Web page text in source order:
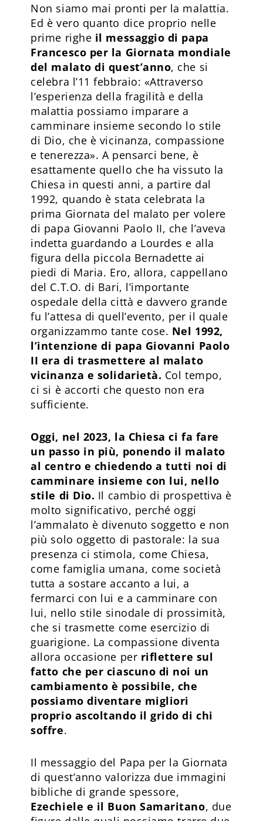
Non siamo mai pronti per la malattia.
Ed è vero quanto dice proprio nelle
prime righe il messaggio di papa
Francesco per la Giornata mondiale
del malato di quest’anno, che si
celebra l’11 febbraio: «Attraverso
l’esperienza della fragilità e della
malattia possiamo imparare a
camminare insieme secondo lo stile
di Dio, che è vicinanza, compassione
e tenerezza». A pensarci bene, è
esattamente quello che ha vissuto la
Chiesa in questi anni, a partire dal
1992, quando è stata celebrata la
prima Giornata del malato per volere
di papa Giovanni Paolo II, che l’aveva
indetta guardando a Lourdes e alla
figura della piccola Bernadette ai
piedi di Maria. Ero, allora, cappellano
del C.T.O. di Bari, l’importante
ospedale della città e davvero grande
fu l’attesa di quell’evento, per il quale
organizzammo tante cose. Nel 1992,
l’intenzione di papa Giovanni Paolo
II era di trasmettere al malato
vicinanza e solidarietà. Col tempo,
ci si è accorti che questo non era
sufficiente.
Oggi, nel 2023, la Chiesa ci fa fare
un passo in più, ponendo il malato
al centro e chiedendo a tutti noi di
camminare insieme con lui, nello
stile di Dio. Il cambio di prospettiva è
molto significativo, perché oggi
l’ammalato è divenuto soggetto e non
più solo oggetto di pastorale: la sua
presenza ci stimola, come Chiesa,
come famiglia umana, come società
tutta a sostare accanto a lui, a
fermarci con lui e a camminare con
lui, nello stile sinodale di prossimità,
che si trasmette come esercizio di
guarigione. La compassione diventa
allora occasione per riflettere sul
fatto che per ciascuno di noi un
cambiamento è possibile, che
possiamo diventare migliori
proprio ascoltando il grido di chi
soffre.
Il messaggio del Papa per la Giornata
di quest’anno valorizza due immagini
bibliche di grande spessore,
Ezechiele e il Buon Samaritano, due